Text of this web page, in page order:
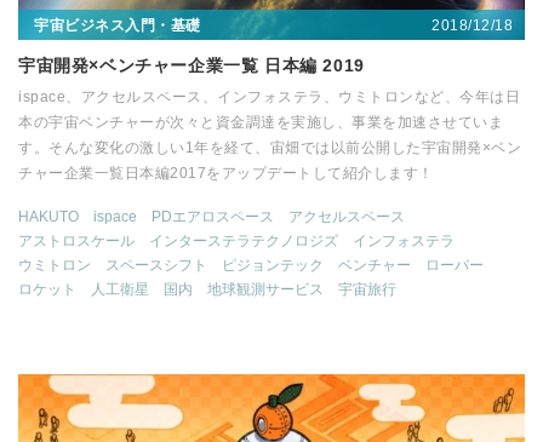
宇宙ビジネス入門・基礎 2018/12/18
宇宙開発×ベンチャー企業一覧 日本編 2019
ispace、アクセルスペース、インフォステラ、ウミトロンなど、今年は日
本の宇宙ベンチャーが次々と資金調達を実施し、事業を加速させていま
す。そんな変化の激しい1年を経て、宙畑では以前公開した宇宙開発×ベン
チャー企業一覧日本編2017をアップデートして紹介します！
HAKUTO ispace PDエアロスペース
アクセルスペース
アストロスケール
インターステラテクノロジズ
インフォステラ
ウミトロン
スペースシフト ピジョンテック ベンチャー
ローバー
ロケット
人工衛星 国内 地球観測サービス 宇宙旅行